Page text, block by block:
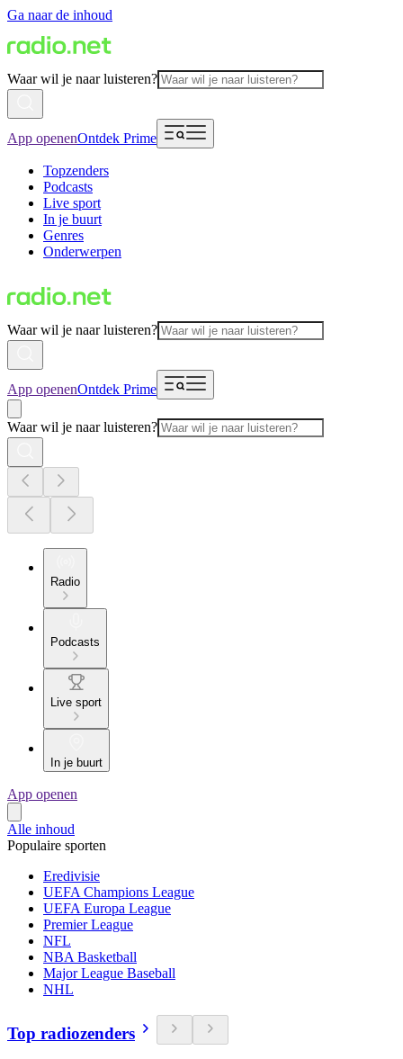
Ga naar de inhoud
Waar wil je naar luisteren?
App openenOntdek Prime
Topzenders
Podcasts
Live sport
In je buurt
Genres
Onderwerpen
Waar wil je naar luisteren?
App openenOntdek Prime
Waar wil je naar luisteren?
Radio
Podcasts
Live sport
In je buurt
App openen
Alle inhoud
Populaire sporten
Eredivisie
UEFA Champions League
UEFA Europa League
Premier League
NFL
NBA Basketball
Major League Baseball
NHL
Top radiozenders